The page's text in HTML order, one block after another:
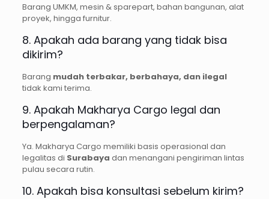
Barang UMKM, mesin & sparepart, bahan bangunan, alat
proyek, hingga furnitur.
8. Apakah ada barang yang tidak bisa
dikirim?
Barang mudah terbakar, berbahaya, dan ilegal
tidak kami terima.
9. Apakah Makharya Cargo legal dan
berpengalaman?
Ya. Makharya Cargo memiliki basis operasional dan
legalitas di Surabaya dan menangani pengiriman lintas
pulau secara rutin.
10. Apakah bisa konsultasi sebelum kirim?